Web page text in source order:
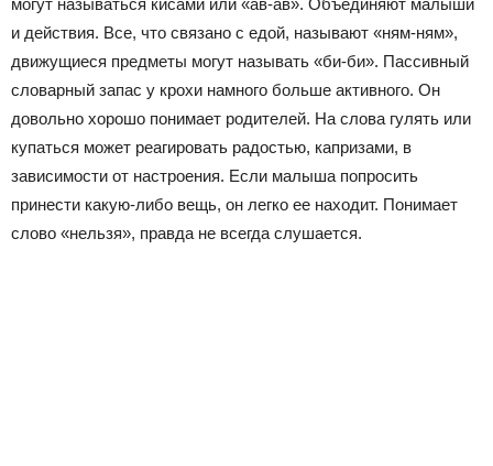
могут называться кисами или «ав-ав». Объединяют малыши
и действия. Все, что связано с едой, называют «ням-ням»,
движущиеся предметы могут называть «би-би». Пассивный
словарный запас у крохи намного больше активного. Он
довольно хорошо понимает родителей. На слова гулять или
купаться может реагировать радостью, капризами, в
зависимости от настроения. Если малыша попросить
принести какую-либо вещь, он легко ее находит. Понимает
слово «нельзя», правда не всегда слушается.